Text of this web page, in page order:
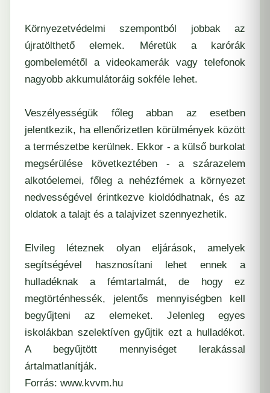
Környezetvédelmi szempontból jobbak az
újratölthető elemek. Méretük a karórák
gombelemétől a videokamerák vagy telefonok
nagyobb akkumulátoráig sokféle lehet.
Veszélyességük főleg abban az esetben
jelentkezik, ha ellenőrizetlen körülmények között
a természetbe kerülnek. Ekkor - a külső burkolat
megsérülése következtében - a szárazelem
alkotóelemei, főleg a nehézfémek a környezet
nedvességével érintkezve kioldódhatnak, és az
oldatok a talajt és a talajvizet szennyezhetik.
Elvileg léteznek olyan eljárások, amelyek
segítségével hasznosítani lehet ennek a
hulladéknak a fémtartalmát, de hogy ez
megtörténhessék, jelentős mennyiségben kell
begyűjteni az elemeket. Jelenleg egyes
iskolákban szelektíven gyűjtik ezt a hulladékot.
A begyűjtött mennyiséget lerakással
ártalmatlanítják.
Forrás: www.kvvm.hu